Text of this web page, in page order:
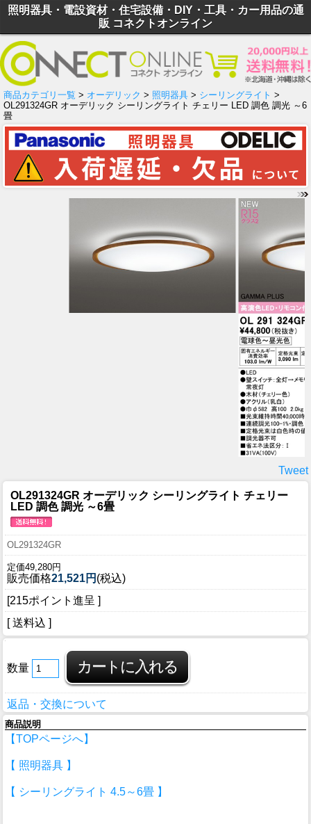
照明器具・電設資材・住宅設備・DIY・工具・カー用品の通
販 コネクトオンライン
商品カテゴリ一覧 > オーデリック > 照明器具 > シーリングライト >
OL291324GR オーデリック シーリングライト チェリー LED 調色 調光 ～6
畳
Tweet
OL291324GR オーデリック シーリングライト チェリー
LED 調色 調光 ～6畳
OL291324GR
定価49,280円
販売価格21,521円 (税込)
[215ポイント進呈 ]
[ 送料込 ]
数量
返品・交換について
商品説明
【TOPページへ】
【 照明器具 】
【 シーリングライト 4.5～6畳 】